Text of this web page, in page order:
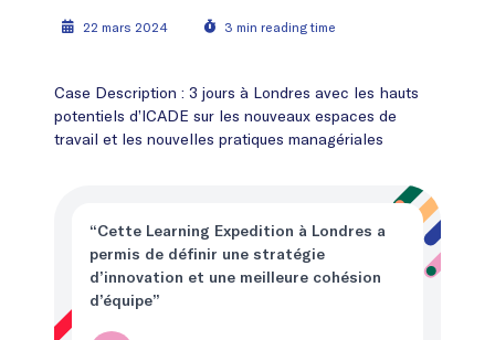
22 mars 2024 3 min reading time
Case Description : 3 jours à Londres avec les hauts
potentiels d’ICADE sur les nouveaux espaces de
travail et les nouvelles pratiques managériales
“Cette Learning Expedition à Londres a
permis de définir une stratégie
d’innovation et une meilleure cohésion
d’équipe”